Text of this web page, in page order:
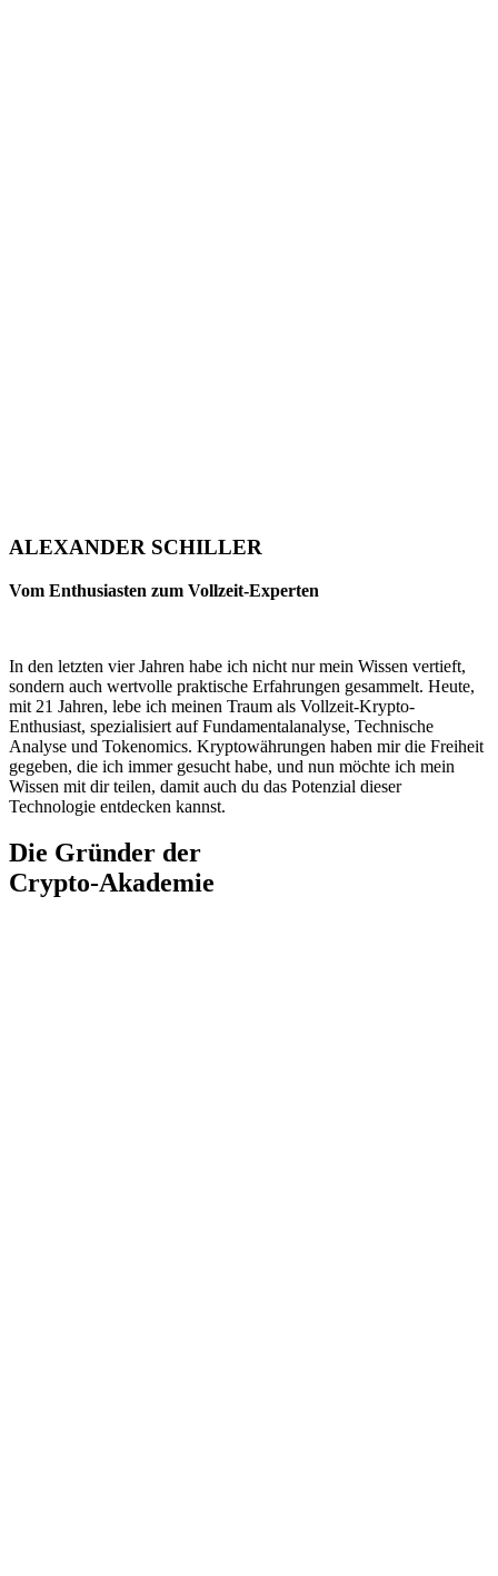
ALEXANDER SCHILLER
Vom Enthusiasten zum Vollzeit-Experten
In den letzten vier Jahren habe ich nicht nur mein Wissen vertieft,
sondern auch wertvolle praktische Erfahrungen gesammelt. Heute,
mit 21 Jahren, lebe ich meinen Traum als Vollzeit-Krypto-
Enthusiast, spezialisiert auf Fundamentalanalyse, Technische
Analyse und Tokenomics. Kryptowährungen haben mir die Freiheit
gegeben, die ich immer gesucht habe, und nun möchte ich mein
Wissen mit dir teilen, damit auch du das Potenzial dieser
Technologie entdecken kannst.
Die Gründer der
Crypto-Akademie